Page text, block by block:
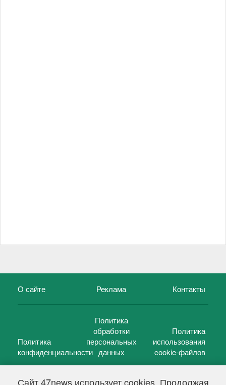
Сайт 47news использует cookies. Продолжая
О сайте Реклама Контакты
Политика
конфиденциальности
Политика
обработки
персональных
данных
Политика
использования
cookie-файлов